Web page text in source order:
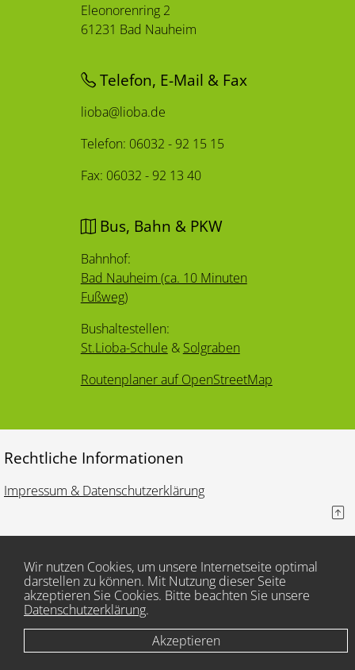
Wir nutzen Cookies, um unsere Internetseite optimal
darstellen zu können. Mit Nutzung dieser Seite
akzeptieren Sie Cookies. Bitte beachten Sie unsere
Datenschutzerklärung.
Akzeptieren
Eleonorenring 2
61231 Bad Nauheim
Telefon, E-Mail & Fax
lioba@lioba.de
Telefon: 06032 - 92 15 15
Fax: 06032 - 92 13 40
Bus, Bahn & PKW
Bahnhof:
Bad Nauheim (ca. 10 Minuten
Fußweg)
Bushaltestellen:
St.Lioba-Schule & Solgraben
Routenplaner auf OpenStreetMap
Rechtliche Informationen
Impressum & Datenschutzerklärung